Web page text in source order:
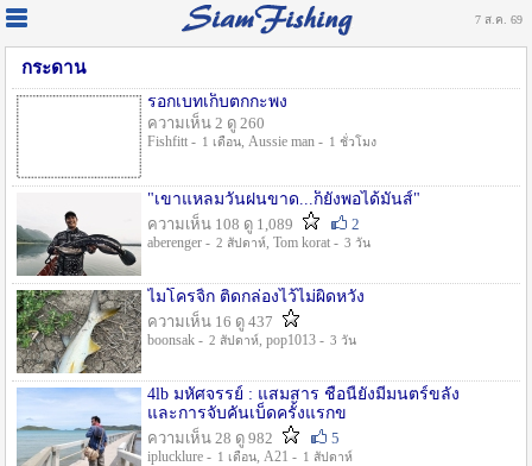
7 ส.ค. 69
กระดาน
รอกเบทเก็บตกกะพง
ความเห็น 2 ดู 260
Fishfitt - 1 เดือน, Aussie man - 1 ชั่วโมง
"เขาแหลมวันฝนขาด...ก็ยังพอได้มันส์"
ความเห็น 108 ดู 1,089
2
aberenger - 2 สัปดาห์, Tom korat - 3 วัน
ไมโครจิ้ก ติดกล่องไว้ไม่ผิดหวัง
ความเห็น 16 ดู 437
boonsak - 2 สัปดาห์, pop1013 - 3 วัน
4lb มหัศจรรย์ : แสมสาร ชื่อนี้ยังมีมนตร์ขลัง
และการจับคันเบ็ดครั้งแรกข
ความเห็น 28 ดู 982
5
iplucklure - 1 เดือน, A21 - 1 สัปดาห์